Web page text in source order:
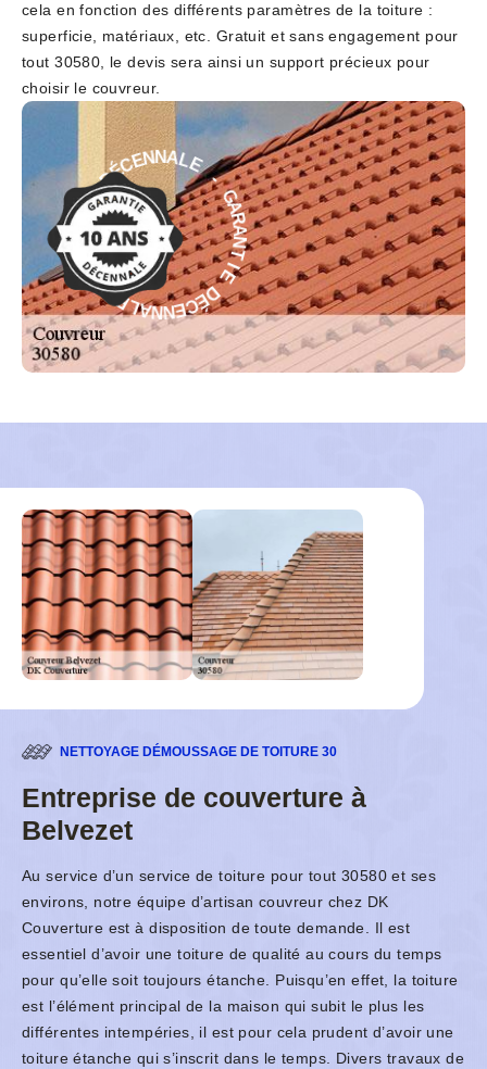
cela en fonction des différents paramètres de la toiture :
superficie, matériaux, etc. Gratuit et sans engagement pour
tout 30580, le devis sera ainsi un support précieux pour
choisir le couvreur.
G
A
R
A
N
T
I
E
D
É
C
E
NNALE - GA
R
A
N
T
I
E
D
É
C
E
N
N
A
L
E
-
NETTOYAGE DÉMOUSSAGE DE TOITURE 30
Entreprise de couverture à
Belvezet
Au service d’un service de toiture pour tout 30580 et ses
environs, notre équipe d’artisan couvreur chez DK
Couverture est à disposition de toute demande. Il est
essentiel d’avoir une toiture de qualité au cours du temps
pour qu’elle soit toujours étanche. Puisqu’en effet, la toiture
est l’élément principal de la maison qui subit le plus les
différentes intempéries, il est pour cela prudent d’avoir une
toiture étanche qui s’inscrit dans le temps. Divers travaux de